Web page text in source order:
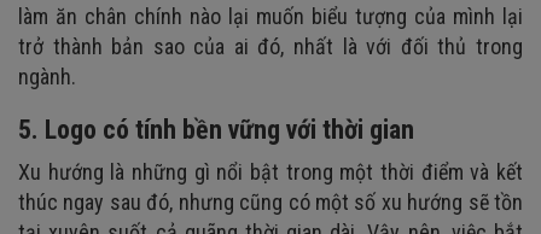
làm ăn chân chính nào lại muốn biểu tượng của mình lại
trở thành bản sao của ai đó, nhất là với đối thủ trong
ngành.
5. Logo có tính bền vững với thời gian
Xu hướng là những gì nổi bật trong một thời điểm và kết
thúc ngay sau đó, nhưng cũng có một số xu hướng sẽ tồn